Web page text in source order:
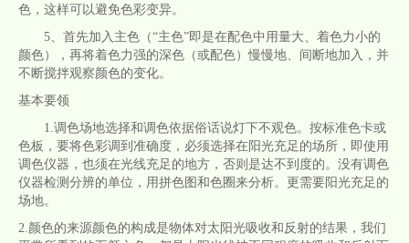
色，这样可以避免色彩变异。
5、首先加入主色（“主色”即是在配色中用量大、着色力小的
颜色），再将着色力强的深色（或配色）慢慢地、间断地加入，并
不断搅拌观察颜色的变化。
基本要领
1.调色场地选择和调色依据俗话说灯下不观色。按标准色卡或
色板，要将色彩调到准确度，必须选择在阳光充足的场所，即使用
调色仪器，也须在光线充足的地方，否则是达不到度的。没有调色
仪器检测分辨的单位，用拼色图和色圈来分析。更需要阳光充足的
场地。
2.颜色的来源颜色的构成是物体对太阳光吸收和反射的结果，我们